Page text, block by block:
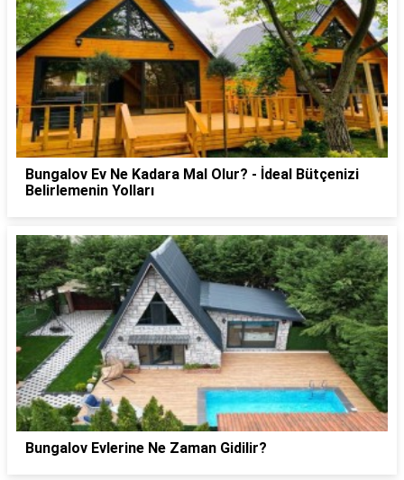
Bungalov Ev Ne Kadara Mal Olur? - İdeal Bütçenizi
Belirlemenin Yolları
Bungalov Evlerine Ne Zaman Gidilir?